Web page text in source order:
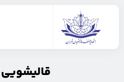
قاليشویی